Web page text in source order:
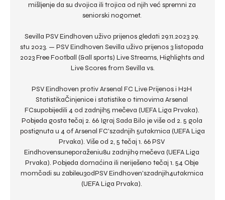
mišljenje da su dvojica ili trojica od njih već spremni za
seniorski nogomet.
Sevilla PSV Eindhoven uživo prijenos gledati 29.11.2023 29.
stu 2023. — PSV Eindhoven Sevilla uživo prijenos 3 listopada
2023 Free Football (&all sports) Live Streams, Highlights and
Live Scores from Sevilla vs.
PSV Eindhoven protiv Arsenal FC Live Prijenos i H2H
StatistikaČinjenice i statistike o timovima Arsenal
FCsupobijedili 4 od zadnjih5 mečeva (UEFA Liga Prvaka).
Pobjeda gosta tečaj 2. 66 Igraj Sada Bilo je više od 2. 5 gola
postignuta u 4 of Arsenal FC'szadnjih 5utakmica (UEFA Liga
Prvaka). Više od 2, 5 tečaj 1. 66 PSV
Eindhovensuneporaženiu8u zadnjih9 mečeva (UEFA Liga
Prvaka). Pobjeda domaćina ili neriješeno tečaj 1. 54 Obje
momčadi su zabileu3odPSV Eindhoven'szadnjih4utakmica
(UEFA Liga Prvaka).